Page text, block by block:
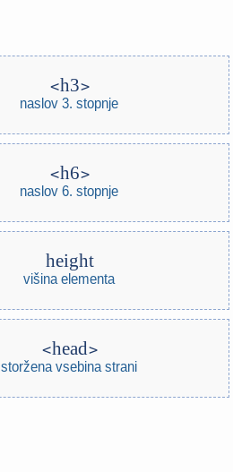
h3
naslov 3. stopnje
h6
naslov 6. stopnje
height
višina elementa
head
storžena vsebina strani